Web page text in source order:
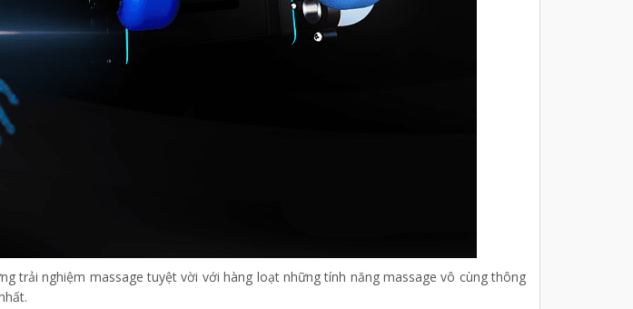
trải nghiệm massage tuyệt vời với hàng loạt những tính năng massage vô cùng thông